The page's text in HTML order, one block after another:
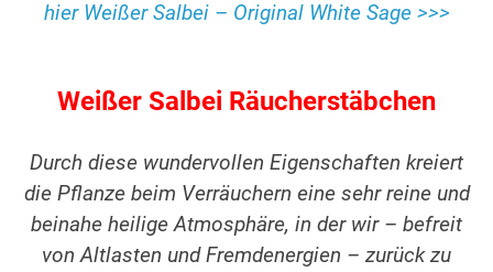
hier Weißer Salbei – Original White Sage >>>
Weißer Salbei Räucherstäbchen
Durch diese wundervollen Eigenschaften kreiert
die Pflanze beim Verräuchern eine sehr reine und
beinahe heilige Atmosphäre, in der wir – befreit
von Altlasten und Fremdenergien – zurück zu